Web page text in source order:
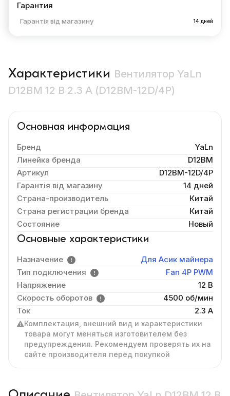
Гарантия
Гарантія від магазину 14 дней
Характеристики Вентилятор YaLn
D12BM 12 В 2.3 А (D12BM-12D/4P)
Основная информация
Бренд
YaLn
Линейка бренда
D12BM
Артикул
D12BM-12D/4P
Гарантія від магазину
14 дней
Страна-производитель
Китай
Страна регистрации бренда
Китай
Состояние
Новый
Основные характеристики
Назначение
Для Асик майнера
Тип подключения
Fan 4P PWM
Напряжение
12 В
Скорость оборотов
4500 об/мин
Ток
2.3 А
Комплектация, внешний вид и характеристики
товара могут меняться изготовителем без
предупреждения. Рекомендуем проверять их на
сайте производителя перед покупкой